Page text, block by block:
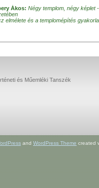
Ákos: Négy templom, négy képlet
elmélete és a templomépítés
és Műemléki Tanszék
andWordPress Themecreated